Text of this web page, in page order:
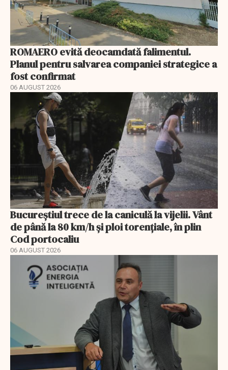
ROMAERO evită deocamdată falimentul.
Planul pentru salvarea companiei strategice a
fost confirmat
06 AUGUST 2026
Bucureștiul trece de la caniculă la vijelii. Vânt
de până la 80 km/h și ploi torențiale, în plin
Cod portocaliu
06 AUGUST 2026